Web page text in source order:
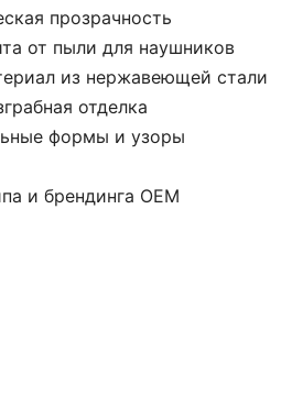
прозрачность
от пыли для наушников
из нержавеющей стали
отделка
формы и узоры
и брендинга OEM